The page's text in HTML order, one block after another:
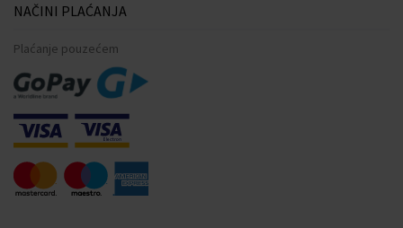
NAČINI PLAĆANJA
Plaćanje pouzećem